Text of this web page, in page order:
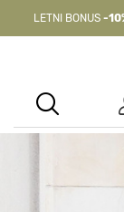
LETNI BONUS -